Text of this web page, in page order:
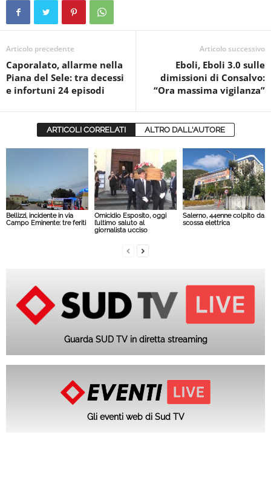
Articolo precedente
Caporalato, allarme nella
Piana del Sele: tra decessi
e infortuni 24 episodi
Articolo successivo
Eboli, Eboli 3.0 sulle
dimissioni di Consalvo:
“Ora massima vigilanza”
ARTICOLI CORRELATI ALTRO DALL'AUTORE
Bellizzi, incidente in via
Campo Eminente: tre feriti
Omicidio Esposito, oggi
l’ultimo saluto al
giornalista ucciso
Salerno, 44enne colpito da
scossa elettrica
Guarda SUD TV in diretta streaming
Gli eventi web di Sud TV